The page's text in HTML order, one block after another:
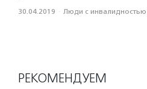
30.04.2019 · Люди с инвалидностью
РЕКОМЕНДУЕМ